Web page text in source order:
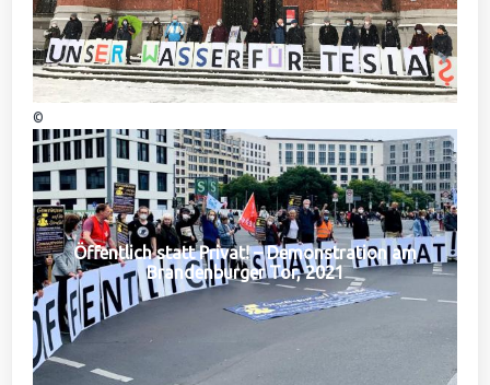
©
Öffentlich statt Privat! – Demonstration am
Brandenburger Tor, 2021